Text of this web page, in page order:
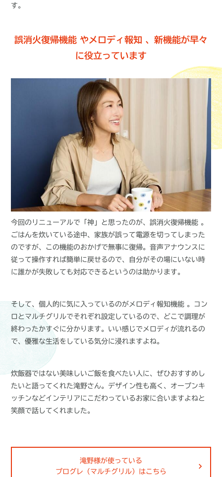
す。
誤消火復帰機能 やメロディ報知 、新機能が早々
に役立っています
今回のリニューアルで「神」と思ったのが、誤消火復帰機能 。
ごはんを炊いている途中、家族が誤って電源を切ってしまった
のですが、この機能のおかげで無事に復帰。音声アナウンスに
従って操作すれば簡単に戻せるので、自分がその場にいない時
に誰かが失敗しても対応できるというのは助かります。
そして、個人的に気に入っているのがメロディ報知機能 。コン
ロとマルチグリルでそれぞれ設定しているので、どこで調理が
終わったかすぐに分かります。いい感じでメロディが流れるの
で、優雅な生活をしている気分に浸れますよね。
炊飯器ではない美味しいご飯を食べたい人に、ぜひおすすめし
たいと語ってくれた滝野さん。デザイン性も高く、オープンキ
ッチンなどインテリアにこだわっているお家に合いますよねと
笑顔で話してくれました。
滝野様が使っている
プログレ（マルチグリル）はこちら